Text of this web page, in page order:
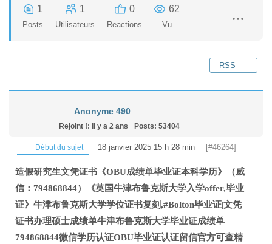
1
Posts
1
Utilisateurs
0
Reactions
62
Vu
RSS
Anonyme 490
Rejoint !: Il y a 2 ans Posts: 53404
Début du sujet 18 janvier 2025 15 h 28 min [#46264]
造假研究生文凭证书《OBU成绩单毕业证本科学历》（威
信：794868844）《英国牛津布鲁克斯大学入学offer,毕业
证》牛津布鲁克斯大学学位证书复刻,#Bolton毕业证|文凭
证书办理硕士成绩单牛津布鲁克斯大学毕业证成绩单
794868844微信学历认证OBU毕业证认证留信官方可查精